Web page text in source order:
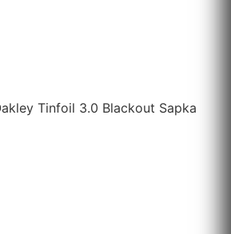
Tinfoil 3.0 Blackout Sapka